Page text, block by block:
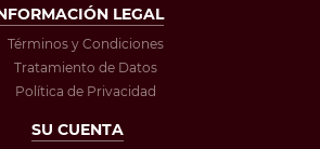
LEGAL
Términos y Condiciones
Tratamiento de Datos
Política de Privacidad
SU CUENTA